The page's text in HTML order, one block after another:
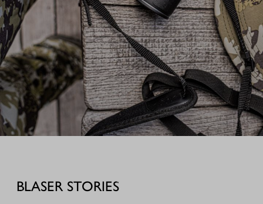
AUSRÜSTUNG FÜR IHREN JAGDERFOLG
Freizeit.BLASER STORIES